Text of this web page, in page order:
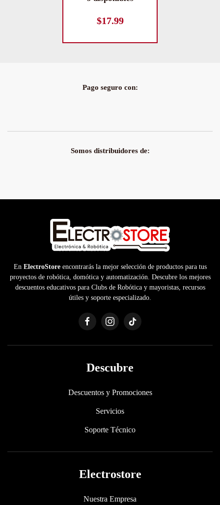
$17.99
Pago seguro con:
Somos distribuidores de:
En ElectroStoreencontrarás la mejor selección de productos para tus
proyectos de robótica, domótica y automatización. Descubre los mejores
descuentos educativos para Clubs de Robótica y mayoristas, recursos
útiles y soporte especializado.
Descubre
Descuentos y Promociones
Servicios
Soporte Técnico
Electrostore
Nuestra Empresa